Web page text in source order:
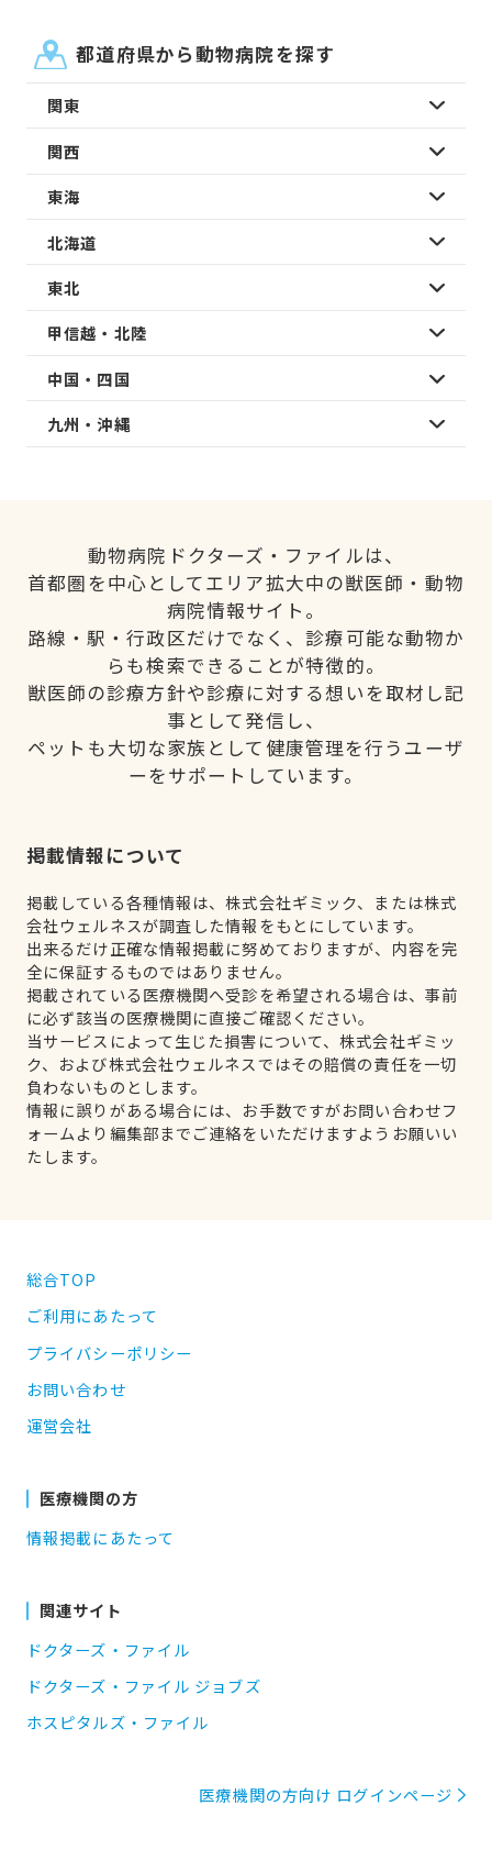
都道府県から動物病院を探す
関東
関西
東海
北海道
東北
甲信越・北陸
中国・四国
九州・沖縄
動物病院ドクターズ・ファイルは、
首都圏を中心としてエリア拡大中の獣医師・動物
病院情報サイト。
路線・駅・行政区だけでなく、診療可能な動物か
らも検索できることが特徴的。
獣医師の診療方針や診療に対する想いを取材し記
事として発信し、
ペットも大切な家族として健康管理を行うユーザ
ーをサポートしています。
掲載情報について
掲載している各種情報は、株式会社ギミック、または株式
会社ウェルネスが調査した情報をもとにしています。
出来るだけ正確な情報掲載に努めておりますが、内容を完
全に保証するものではありません。
掲載されている医療機関へ受診を希望される場合は、事前
に必ず該当の医療機関に直接ご確認ください。
当サービスによって生じた損害について、株式会社ギミッ
ク、および株式会社ウェルネスではその賠償の責任を一切
負わないものとします。
情報に誤りがある場合には、お手数ですがお問い合わせフ
ォームより編集部までご連絡をいただけますようお願いい
たします。
総合TOP
ご利用にあたって
プライバシーポリシー
お問い合わせ
運営会社
医療機関の方
情報掲載にあたって
関連サイト
ドクターズ・ファイル
ドクターズ・ファイル ジョブズ
ホスピタルズ・ファイル
医療機関の方向け ログインページ